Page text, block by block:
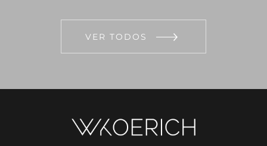
VER TODOS